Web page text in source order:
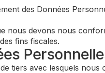
des Données
devons nous
fins fiscales.
tiers avec lesquels